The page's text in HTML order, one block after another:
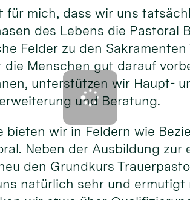
für mich, dass wir uns
des Lebens die Pastoral
Felder zu den
die Menschen gut darauf
unterstützen wir Haupt-
und Beratung.
bieten wir in Feldern wie
Neben der Ausbildung
den Grundkurs
natürlich sehr und